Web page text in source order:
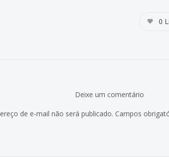
0
Deixe um comentário
de e-mail não será publicado. Campos